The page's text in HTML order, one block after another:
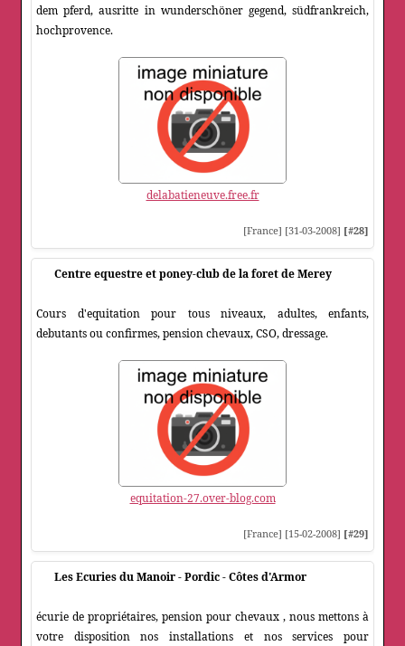
dem pferd, ausritte in wunderschöner gegend, südfrankreich,
hochprovence.
delabatieneuve.free.fr
[France] [31-03-2008] [#28]
Centre equestre et poney-club de la foret de Merey
Cours d'equitation pour tous niveaux, adultes, enfants,
debutants ou confirmes, pension chevaux, CSO, dressage.
equitation-27.over-blog.com
[France] [15-02-2008] [#29]
Les Ecuries du Manoir - Pordic - Côtes d'Armor
écurie de propriétaires, pension pour chevaux , nous mettons à
votre disposition nos installations et nos services pour